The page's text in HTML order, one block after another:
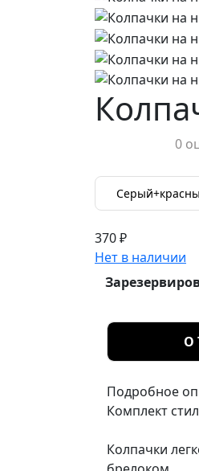
0
370 ₽
Нет в наличии
О
Подробное
Комплект
Колпачки